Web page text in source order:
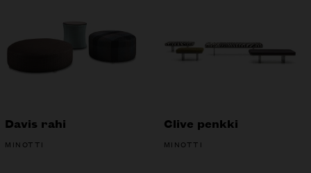
Davis rahi
MINOTTI
Clive penkki
MINOTTI